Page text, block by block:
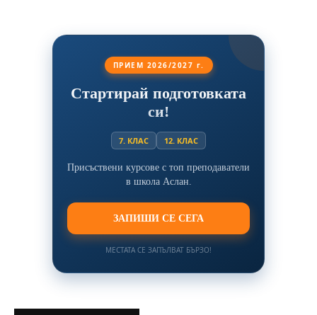
ПРИЕМ 2026/2027 г.
Стартирай подготовката
си!
7. КЛАС 12. КЛАС
Присъствени курсове с топ преподаватели
в школа Аслан.
ЗАПИШИ СЕ СЕГА
МЕСТАТА СЕ ЗАПЪЛВАТ БЪРЗО!